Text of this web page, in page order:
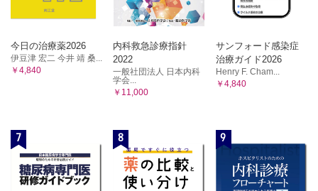
症例1／症例2
血行形態／適応
手技
6．下腿に作成される筋弁・筋皮弁
血行形態／適応／合併症
I ヒラメ筋弁
今日の治療薬2026
伊豆津 宏二 今井 靖 桑...
￥4,840
内科救急診療指針
2022
一般社団法人 日本内科
学会...
￥11,000
サンフォード感染症
治療ガイド2026
Henry F. Cham...
￥4,840
7 8 9